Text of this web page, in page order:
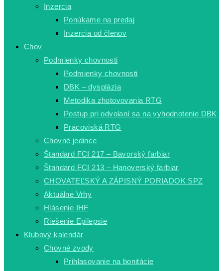
Inzercia
Ponúkame na predaj
Inzercia od členov
Chov
Podmienky chovnosti
Podmienky chovnosti
DBK – dysplázia
Metodika zhotovovania RTG
Postup pri odvolaní sa na vyhodnotenie DBK
Pracoviská RTG
Chovné jedince
Štandard FCI 217 – Bavorský farbiar
Štandard FCI 213 – Hanoverský farbiar
CHOVATEĽSKÝ A ZÁPISNÝ PORIADOK SPZ
Aktuálne Vrhy
Hlásenie IHF
Riešenie Epilepsie
Klubový kalendár
Chovné zvody
Prihlasovanie na bonitácie